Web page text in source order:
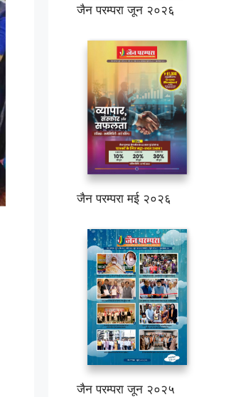
जैन परम्परा जून २०२६
जैन परम्परा मई २०२६
जैन परम्परा जून २०२५